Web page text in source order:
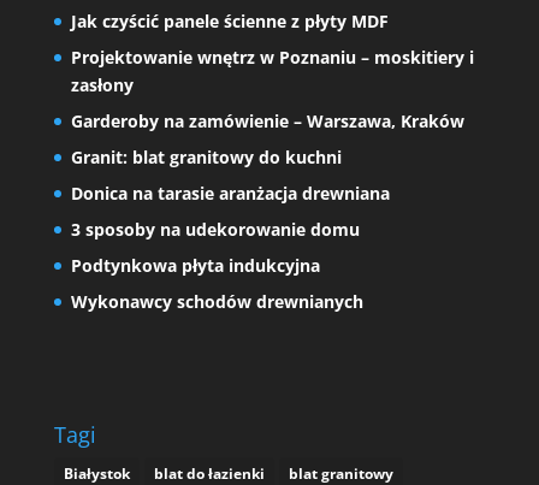
Jak czyścić panele ścienne z płyty MDF
Projektowanie wnętrz w Poznaniu – moskitiery i
zasłony
Garderoby na zamówienie – Warszawa, Kraków
Granit: blat granitowy do kuchni
Donica na tarasie aranżacja drewniana
3 sposoby na udekorowanie domu
Podtynkowa płyta indukcyjna
Wykonawcy schodów drewnianych
Tagi
Białystok blat do łazienki
blat granitowy